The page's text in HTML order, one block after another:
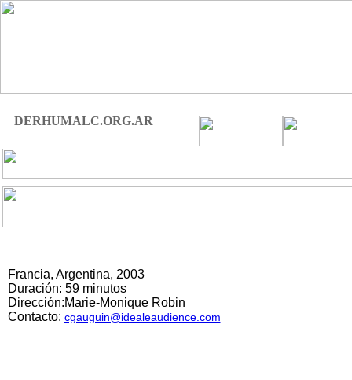
DERHUMALC.ORG.AR
Francia, Argentina, 2003
Duración: 59 minutos
Dirección:Marie-Monique Robin
Contacto: cgauguin@idealeaudience.com